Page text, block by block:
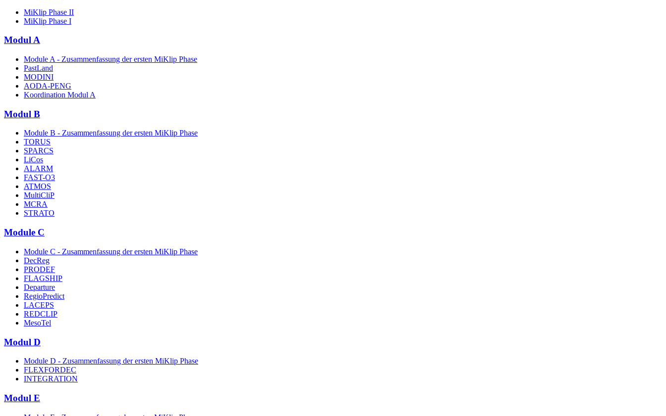
MiKlip Phase II
MiKlip Phase I
Modul A
Module A - Zusammenfassung der ersten MiKlip Phase
PastLand
MODINI
AODA-PENG
Koordination Modul A
Modul B
Module B - Zusammenfassung der ersten MiKlip Phase
TORUS
SPARCS
LiCos
ALARM
FAST-O3
ATMOS
MultiCliP
MCRA
STRATO
Module C
Module C - Zusammenfassung der ersten MiKlip Phase
DecReg
PRODEF
FLAGSHIP
Departure
RegioPredict
LACEPS
REDCLIP
MesoTel
Modul D
Module D - Zusammenfassung der ersten MiKlip Phase
FLEXFORDEC
INTEGRATION
Modul E